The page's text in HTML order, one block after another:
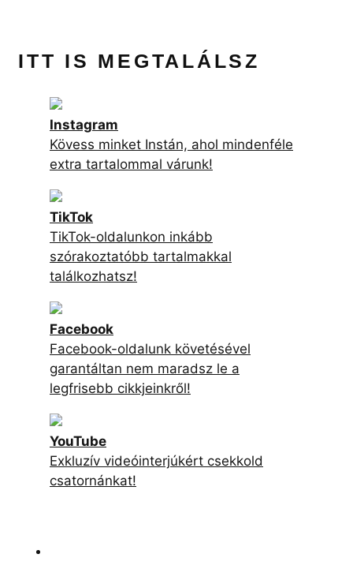
ITT IS MEGTALÁLSZ
Instagram
Kövess minket Instán, ahol mindenféle
extra tartalommal várunk!
TikTok
TikTok-oldalunkon inkább
szórakoztatóbb tartalmakkal
találkozhatsz!
Facebook
Facebook-oldalunk követésével
garantáltan nem maradsz le a
legfrisebb cikkjeinkről!
YouTube
Exkluzív videóinterjúkért csekkold
csatornánkat!